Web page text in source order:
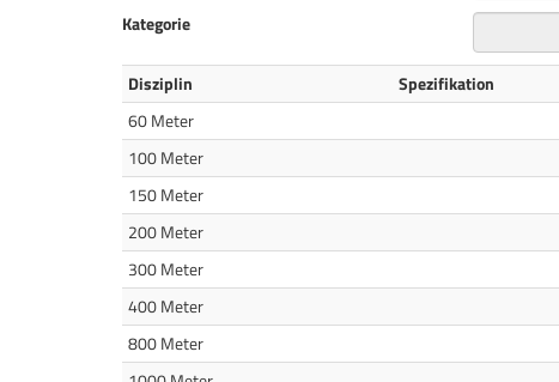
Kategorie
Disziplin Spezifikation
60 Meter
100 Meter
150 Meter
200 Meter
300 Meter
400 Meter
800 Meter